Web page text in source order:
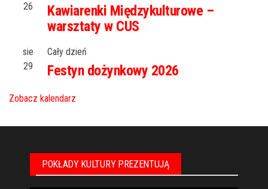
26
Kawiarenki Międzykulturowe –
warsztaty w CUS
sie
29
Cały dzień
Festyn dożynkowy 2026
Zobacz kalendarz
POKŁADY KULTURY PREZENTUJĄ